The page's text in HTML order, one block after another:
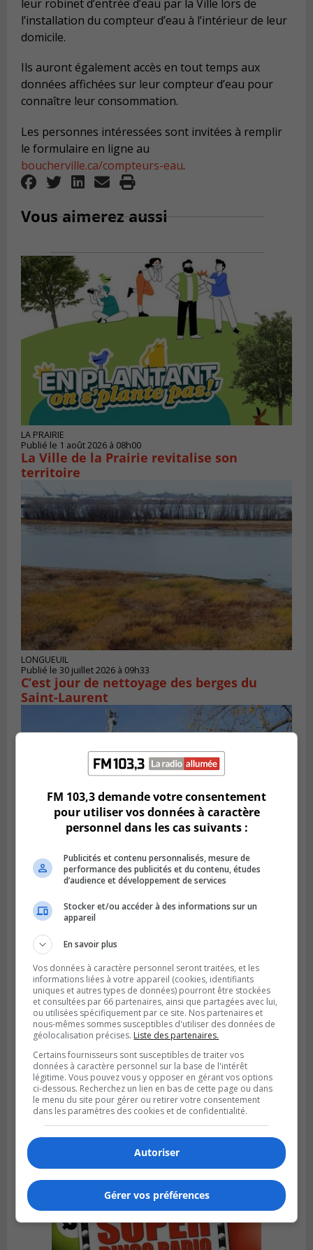
leur robinet d’entrée d’eau par la Ville lors de
l’installation du compteur d’eau à l’intérieur de leur
domicile.
Ils auront également accès en tout temps aux
données affichées sur leur compteur d’eau pour
connaître leur consommation.
Les personnes intéressées sont invitées à remplir
le formulaire en ligne au
boucherville.ca/compteurs-eau.
Vous aimerez aussi
LA PRAIRIE
Publié le 1 août 2026 à 08h00
La Ville de la Prairie revitalise son
territoire
LONGUEUIL
Publié le 30 juillet 2026 à 09h33
C’est jour de nettoyage des berges du
Saint-Laurent
Candiac propulse sa transition verte
SAINT-BRUNO-DE-MONTARVILLE
Publié le 26 juillet 2026 à 08h01
Saint‑Bruno veut accélérer l’abandon des
outils à essence
FM 103,3 demande votre consentement
pour utiliser vos données à caractère
personnel dans les cas suivants :
Publicités et contenu personnalisés, mesure de
performance des publicités et du contenu, études
d’audience et développement de services
Stocker et/ou accéder à des informations sur un
appareil
En savoir plus
Vos données à caractère personnel seront traitées, et les
informations liées à votre appareil (cookies, identifiants
uniques et autres types de données) pourront être stockées
et consultées par 66 partenaires, ainsi que partagées avec lui,
ou utilisées spécifiquement par ce site. Nos partenaires et
nous-mêmes sommes susceptibles d'utiliser des données de
géolocalisation précises. Liste des partenaires.
Certains fournisseurs sont susceptibles de traiter vos
données à caractère personnel sur la base de l'intérêt
légitime. Vous pouvez vous y opposer en gérant vos options
ci-dessous. Recherchez un lien en bas de cette page ou dans
le menu du site pour gérer ou retirer votre consentement
dans les paramètres des cookies et de confidentialité.
Autoriser
Gérer vos préférences